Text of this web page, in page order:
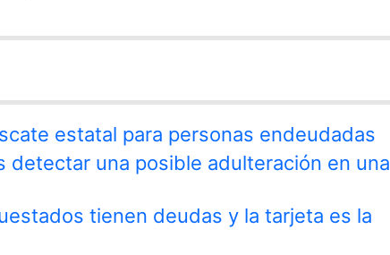
estatal para personas endeudadas
detectar una posible adulteración en una
tienen deudas y la tarjeta es la